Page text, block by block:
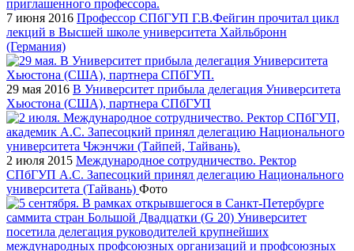
7 июня 2016 Профессор СПбГУП Г.В.Фейгин прочитал цикл
лекций в Высшей школе университета Хайльбронн
(Германия)
29 мая 2016 В Университет прибыла делегация Университета
Хьюстона (США), партнера СПбГУП
2 июля 2015 Международное сотрудничество. Ректор
СПбГУП А.С. Запесоцкий принял делегацию Национального
университета (Тайвань) Фото